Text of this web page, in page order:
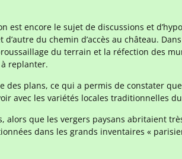
encore le sujet de discussions et
du chemin d’accès au château.
du terrain et la réfection des
replanter.
plans, ce qui a permis de constater
avec les variétés locales traditionnelles
que les vergers paysans abritaient
dans les grands inventaires «